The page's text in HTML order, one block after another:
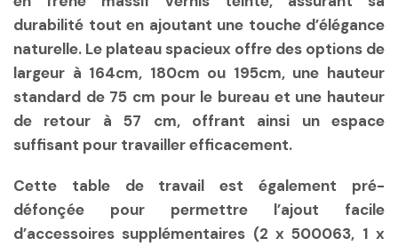
durabilité tout en ajoutant une touche d’élégance
naturelle. Le plateau spacieux offre des options de
largeur à 164cm, 180cm ou 195cm, une hauteur
standard de 75 cm pour le bureau et une hauteur
de retour à 57 cm, offrant ainsi un espace
suffisant pour travailler efficacement.
Cette table de travail est également pré-
défonçée pour permettre l’ajout facile
d’accessoires supplémentaires (2 x 500063, 1 x